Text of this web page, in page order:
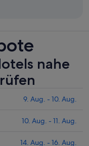
nahe
9. Aug. - 10. Aug.
10. Aug. - 11. Aug.
14. Aug. - 16. Aug.